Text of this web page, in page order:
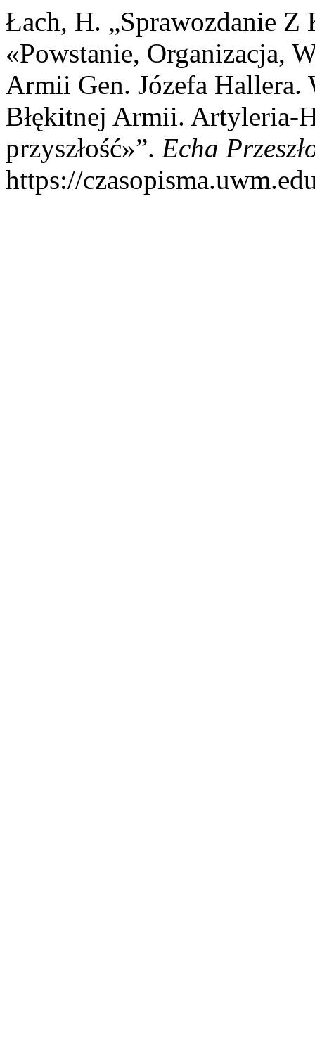
Łach, H. „Sprawozdanie
«Powstanie, Organizacja,
Armii Gen. Józefa Hallera.
Błękitnej Armii. Artyleria-
przyszłość»”. Echa
https://